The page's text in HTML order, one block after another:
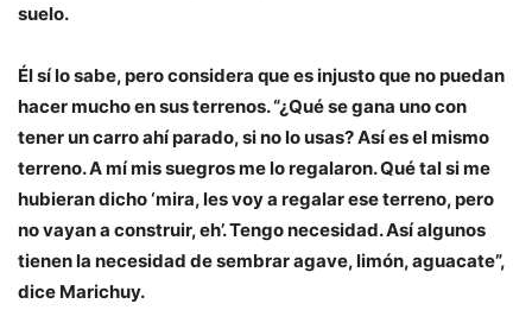
suelo.
Él sí lo sabe, pero considera que es injusto que no puedan
hacer mucho en sus terrenos. “¿Qué se gana uno con
tener un carro ahí parado, si no lo usas? Así es el mismo
terreno. A mí mis suegros me lo regalaron. Qué tal si me
hubieran dicho ‘mira, les voy a regalar ese terreno, pero
no vayan a construir, eh’. Tengo necesidad. Así algunos
tienen la necesidad de sembrar agave, limón, aguacate”,
dice Marichuy.